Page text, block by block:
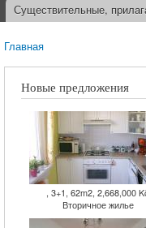
Существительные,
Главная
Новые предложения
, 3+1, 62m2, 2,668,000
Вторичное жилье